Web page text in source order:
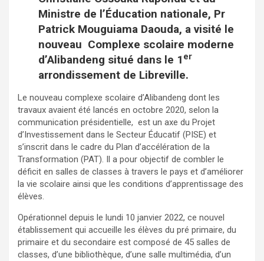
Ministre de l’Éducation nationale, Pr
Patrick Mouguiama Daouda, a visité le
nouveau Complexe scolaire moderne
d’Alibandeng situé dans le 1 er
arrondissement de Libreville.
Le nouveau complexe scolaire d’Alibandeng dont les
travaux avaient été lancés en octobre 2020, selon la
communication présidentielle, est un axe du Projet
d’Investissement dans le Secteur Éducatif (PISE) et
s’inscrit dans le cadre du Plan d’accélération de la
Transformation (PAT). Il a pour objectif de combler le
déficit en salles de classes à travers le pays et d’améliorer
la vie scolaire ainsi que les conditions d’apprentissage des
élèves.
Opérationnel depuis le lundi 10 janvier 2022, ce nouvel
établissement qui accueille les élèves du pré primaire, du
primaire et du secondaire est composé de 45 salles de
classes, d’une bibliothèque, d’une salle multimédia, d’un